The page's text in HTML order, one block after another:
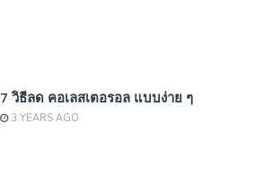
7 วิธีลด คอเลสเตอรอล แบบง่าย ๆ
3 YEARS AGO